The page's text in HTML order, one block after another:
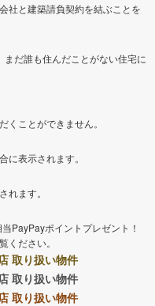
社と建築請負契約を結ぶことを
だ誰も住んだことがない住宅に
ことができません。
に表示されます。
れます。
PayPayポイントプレゼント！
ください。
取り扱い物件
取り扱い物件
取り扱い物件